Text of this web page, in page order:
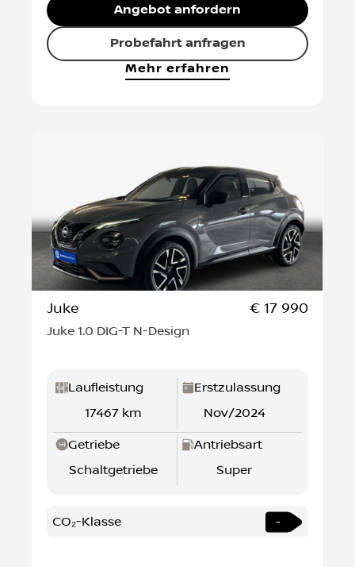
Angebot anfordern
Probefahrt anfragen
Mehr erfahren
Juke € 17 990
Juke 1.0 DIG-T N-Design
Laufleistung
17467 km
Erstzulassung
Nov/2024
Getriebe
Schaltgetriebe
Antriebsart
Super
CO₂-Klasse -